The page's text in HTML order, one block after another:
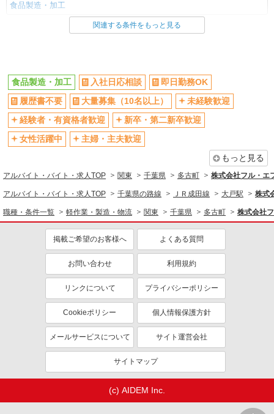
食品製造・加工
同じ雇用形態から大戸駅の求人を探す
入社日応相談
即日勤務OK
履歴書不要
大量募集（10名以上）
未経験歓迎
経験者・有資格者歓迎
新卒・第二新卒歓迎
女性活躍中
学歴不問
ブランクOK
ミドル（40代～）活躍中
エルダー（50代～）活躍中
シニア（60代～）活躍中
昇給あり
週払い
短期（3ヶ月以内）
春・夏・冬休み期間限定
週2～3日勤務OK
短時間勤務（1日4h以内）OK
時間や曜日が選べる・シフト自由
扶養内勤務OK
交通費支給
社会保険あり
社員登用あり
軽作業・製造・物流
同じ特徴から求人を探す
関連する条件をもっと見る
食品製造・加工 入社日応相談
即日勤務OK
履歴書不要
大量募集（10名以上）
未経験歓迎
経験者・有資格者歓迎
新卒・第二新卒歓迎
女性活躍中
主婦・主夫歓迎
もっと見る
アルバイト・バイト・求人TOP 関東 千葉県 多古町 株式会社フル・エ
アルバイト・バイト・求人TOP 千葉県の路線 ＪＲ成田線 大戸駅 株式
職種・条件一覧 軽作業・製造・物流 関東 千葉県 多古町 株式会社
掲載ご希望のお客様へ よくある質問
お問い合わせ 利用規約
リンクについて プライバシーポリシー
Cookieポリシー 個人情報保護方針
メールサービスについて サイト運営会社
サイトマップ
(c) AIDEM Inc.